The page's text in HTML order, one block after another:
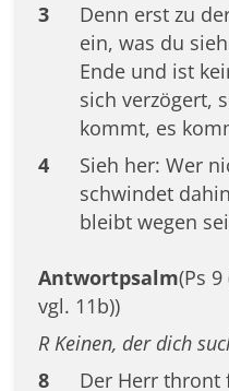
3
Denn erst zu
ein, was du
Ende und ist
sich verzögert,
kommt, es
4
Sieh her: Wer
schwindet
bleibt wegen
Antwortpsalm(Ps 9
vgl. 11b))
R Keinen, der dich
8
Der Herr